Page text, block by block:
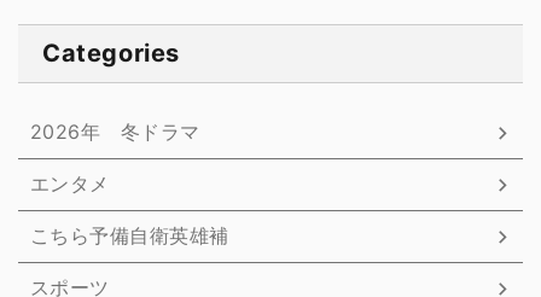
Categories
2026年 冬ドラマ
エンタメ
こちら予備自衛英雄補
スポーツ